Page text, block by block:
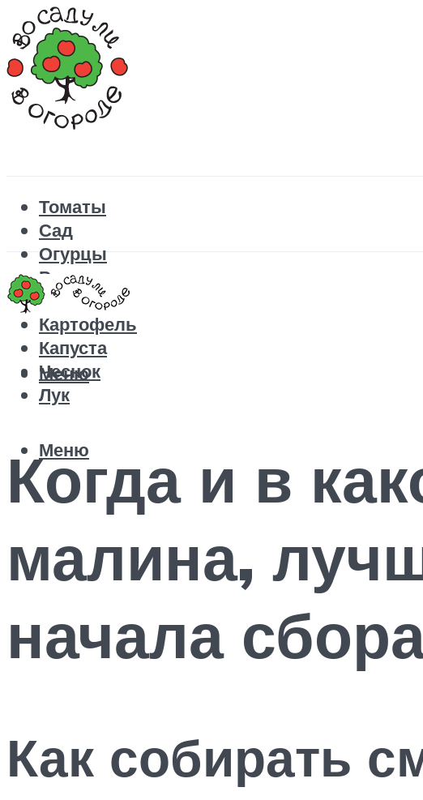
Томаты
Сад
Огурцы
Рецепты
Перец
Картофель
Капуста
Чеснок
Лук
Меню
Меню
Когда и в
малина,
начала
Как собирать